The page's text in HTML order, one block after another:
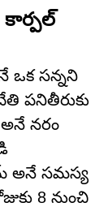
కార్పల్
ఒక సన్నని
పనితీరుకు
నరం
అనే సమస్య
8 నుంచి